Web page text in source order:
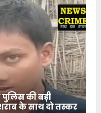
की बड़ी
के साथ दो तस्कर